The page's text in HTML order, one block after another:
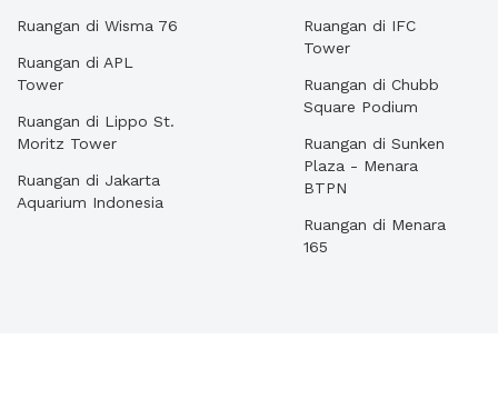
Ruangan di Wisma 76
Ruangan di APL
Tower
Ruangan di Lippo St.
Moritz Tower
Ruangan di Jakarta
Aquarium Indonesia
Ruangan di IFC
Tower
Ruangan di Chubb
Square Podium
Ruangan di Sunken
Plaza - Menara
BTPN
Ruangan di Menara
165